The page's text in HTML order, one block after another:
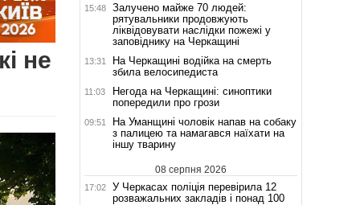
не
15:48
Залучено майже 70 людей:
рятувальники продовжують
ліквідовувати наслідки пожежі у
заповіднику на Черкащині
13:31
На Черкащині водійка на смерть
збила велосипедиста
11:03
Негода на Черкащині: синоптики
попередили про грози
09:51
На Уманщині чоловік напав на собаку
з палицею та намагався наїхати на
іншу тварину
08 серпня 2026
17:02
У Черкасах поліція перевірила 12
розважальних закладів і понад 100